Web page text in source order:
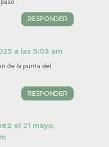
RESPONDER
a las 5:03 am
de la punta del
RESPONDER
el 21 mayo,